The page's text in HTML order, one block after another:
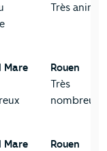
Très animée
Mare
Rouen
Très
nombreux
Mare
Rouen